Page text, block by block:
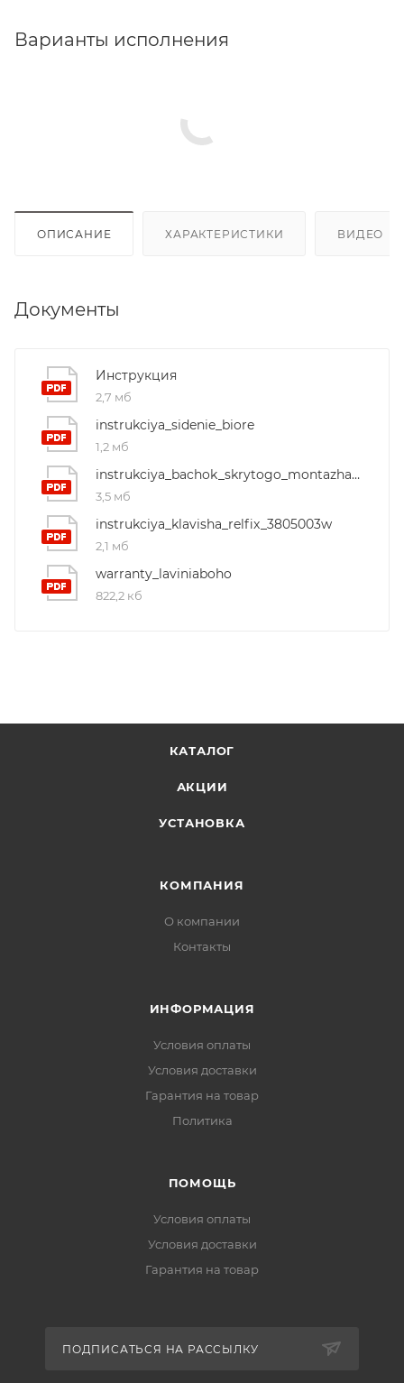
Варианты исполнения
ОПИСАНИЕ ХАРАКТЕРИСТИКИ ВИДЕО
Документы
Инструкция
2,7 мб
instrukciya_sidenie_biore
1,2 мб
instrukciya_bachok_skrytogo_montazha_relfix_38020010
3,5 мб
instrukciya_klavisha_relfix_3805003w
2,1 мб
warranty_laviniaboho
822,2 кб
КАТАЛОГ
АКЦИИ
УСТАНОВКА
КОМПАНИЯ
О компании
Контакты
ИНФОРМАЦИЯ
Условия оплаты
Условия доставки
Гарантия на товар
Политика
ПОМОЩЬ
Условия оплаты
Условия доставки
Гарантия на товар
ПОДПИСАТЬСЯ НА РАССЫЛКУ